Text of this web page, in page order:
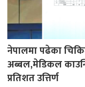
नेपालमा पढेका
अब्बल,मेडिकल
प्रतिशत उत्तिर्ण